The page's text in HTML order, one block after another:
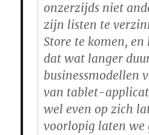
onzerzijds niet
zijn listen te
Store te komen,
dat wat langer
businessmodellen
van tablet-
wel even op zich
voorlopig laten we